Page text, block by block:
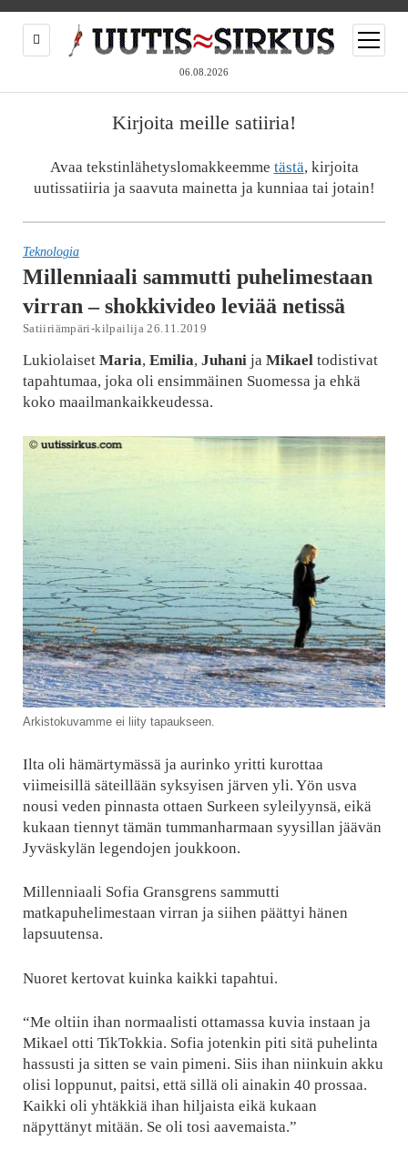
06.08.2026
open
menu
Kirjoita meille satiiria!
Avaa tekstinlähetyslomakkeemme tästä, kirjoita
uutissatiiria ja saavuta mainetta ja kunniaa tai jotain!
Teknologia
Millenniaali sammutti puhelimestaan
virran – shokkivideo leviää netissä
Satiiriämpäri-kilpailija 26.11.2019
Lukiolaiset Maria, Emilia, Juhanija Mikaeltodistivat
tapahtumaa, joka oli ensimmäinen Suomessa ja ehkä
koko maailmankaikkeudessa.
Arkistokuvamme ei liity tapaukseen.
Ilta oli hämärtymässä ja aurinko yritti kurottaa
viimeisillä säteillään syksyisen järven yli. Yön usva
nousi veden pinnasta ottaen Surkeen syleilyynsä, eikä
kukaan tiennyt tämän tummanharmaan syysillan jäävän
Jyväskylän legendojen joukkoon.
Millenniaali Sofia Gransgrens sammutti
matkapuhelimestaan virran ja siihen päättyi hänen
lapsuutensa.
Nuoret kertovat kuinka kaikki tapahtui.
“Me oltiin ihan normaalisti ottamassa kuvia instaan ja
Mikael otti TikTokkia. Sofia jotenkin piti sitä puhelinta
hassusti ja sitten se vain pimeni. Siis ihan niinkuin akku
olisi loppunut, paitsi, että sillä oli ainakin 40 prossaa.
Kaikki oli yhtäkkiä ihan hiljaista eikä kukaan
näpyttänyt mitään. Se oli tosi aavemaista.”